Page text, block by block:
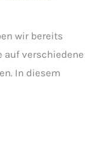
wir bereits
verschiedene
In diesem